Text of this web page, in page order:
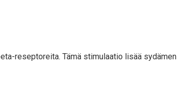
reseptoreita. Tämä stimulaatio lisää sydämen